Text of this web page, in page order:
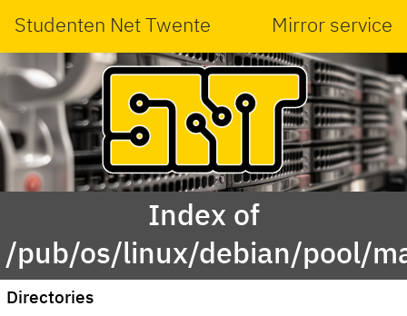
Studenten Net Twente Mirror service
Index of
/pub/os/linux/debian/pool/
Directories